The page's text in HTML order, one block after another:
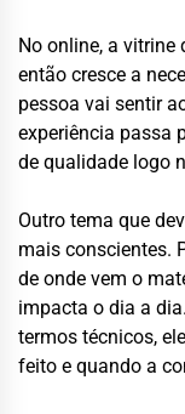
No online, a vitrine
então cresce a
pessoa vai sentir
experiência passa
de qualidade logo
Outro tema que
mais conscientes.
de onde vem o
impacta o dia a
termos técnicos,
feito e quando a